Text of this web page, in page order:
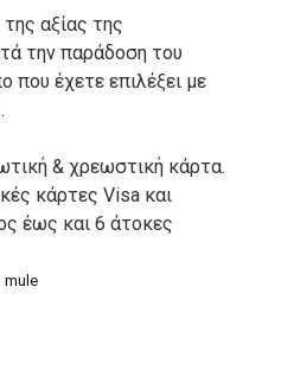
αξίας της
την παράδοση του
που έχετε επιλέξει με
& χρεωστική κάρτα.
κάρτες Visa και
έως και 6 άτοκες
μέσα από
mule